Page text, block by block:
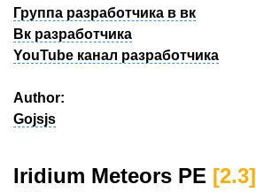
Группа разработчика в вк
Вк разработчика
YouTube канал разработчика
Author:
Gojsjs
Iridium Meteors PE​ [2.3​]